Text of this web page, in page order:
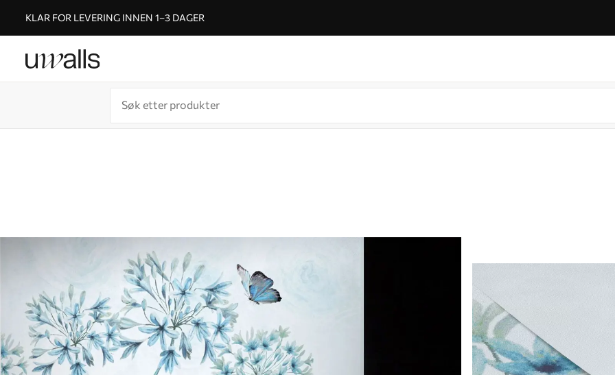
KLAR FOR LEVERING INNEN 1–3 DAGER